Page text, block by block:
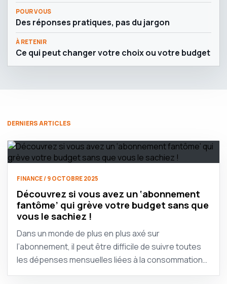
POUR VOUS
Des réponses pratiques, pas du jargon
À RETENIR
Ce qui peut changer votre choix ou votre budget
DERNIERS ARTICLES
FINANCE / 9 OCTOBRE 2025
Découvrez si vous avez un ‘abonnement
fantôme’ qui grève votre budget sans que
vous le sachiez !
Dans un monde de plus en plus axé sur
l’abonnement, il peut être difficile de suivre toutes
les dépenses mensuelles liées à la consommation…